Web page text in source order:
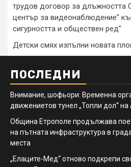
трудов договор за длъжността
център за видеонаблюдение”
сигурността и обществен ред”
Детски смях изпълни новата
ПОСЛЕДНИ
Внимание, шофьори: Временна
движениетов тунел „Топли дол“
Община Етрополе продължава
на пътната инфраструктура в
места
„Елаците-Мед“ отново подкрепи